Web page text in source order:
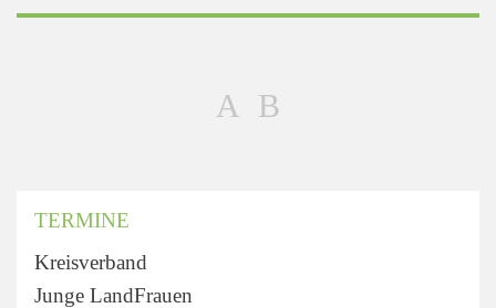
TERMINE
Kreisverband
Junge LandFrauen